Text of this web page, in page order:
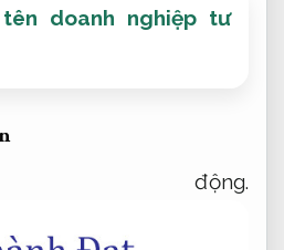
doanh nghiệp tư
động.